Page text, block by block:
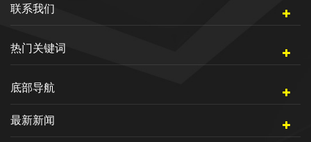
联系我们
热门关键词
底部导航
最新新闻